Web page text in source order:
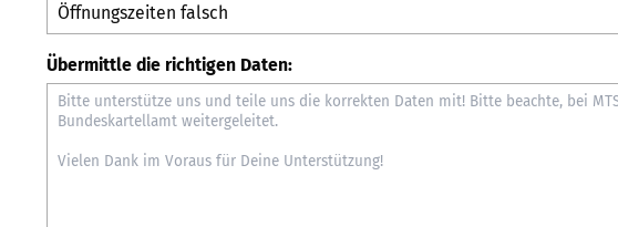
Übermittle die richtigen Daten: